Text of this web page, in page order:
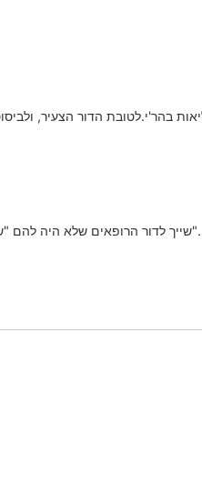
בהר'י.לטובת הדור הצעיר,
לדור הרופאים שלא היה להם